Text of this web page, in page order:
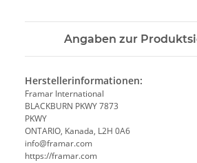
Angaben zur
Herstellerinformationen:
Framar International
BLACKBURN PKWY 7873
PKWY
ONTARIO, Kanada, L2H 0A6
info@framar.com
https://framar.com